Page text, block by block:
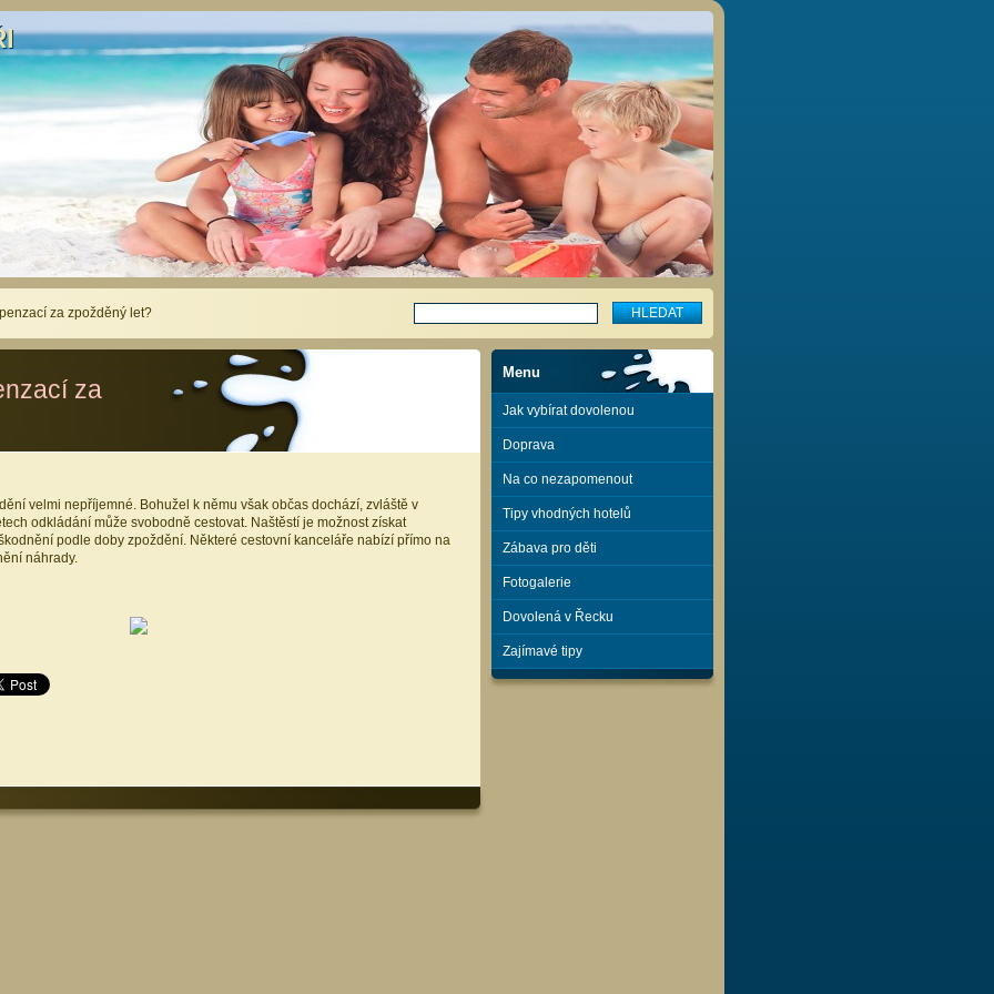
za zpožděný let?
za
velmi nepříjemné. Bohužel k němu však občas dochází, zvláště v
odkládání může svobodně cestovat. Naštěstí je možnost získat
podle doby zpoždění. Některé cestovní kanceláře nabízí přímo na
náhrady.
Menu
Jak vybírat dovolenou
Doprava
Na co nezapomenout
Tipy vhodných hotelů
Zábava pro děti
Fotogalerie
Dovolená v Řecku
Zajímavé tipy